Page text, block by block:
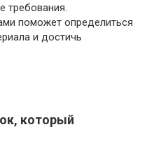
требования.
поможет определиться
и достичь
который